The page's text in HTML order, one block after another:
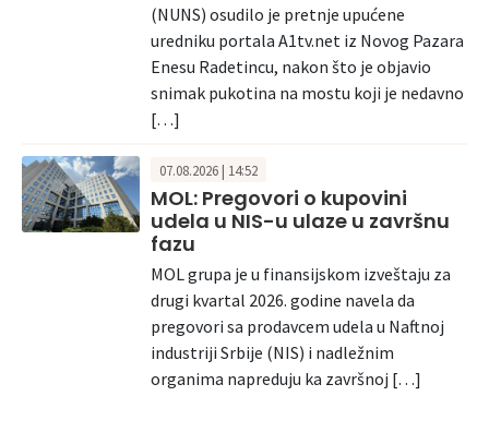
(NUNS) osudilo je pretnje upućene
uredniku portala A1tv.net iz Novog Pazara
Enesu Radetincu, nakon što je objavio
snimak pukotina na mostu koji je nedavno
[…]
07.08.2026 | 14:52
MOL: Pregovori o kupovini
udela u NIS-u ulaze u završnu
fazu
MOL grupa je u finansijskom izveštaju za
drugi kvartal 2026. godine navela da
pregovori sa prodavcem udela u Naftnoj
industriji Srbije (NIS) i nadležnim
organima napreduju ka završnoj […]